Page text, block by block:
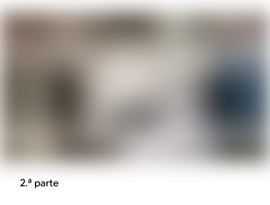
2.ª parte